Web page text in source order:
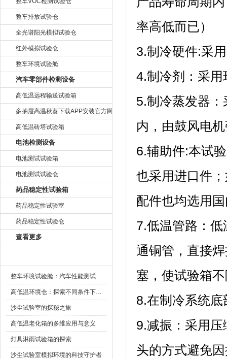
整车排放试验仓
全光谱阳光模拟试验仓
红外模拟试验仓
整车环境试验舱
汽车零部件检测设备
高低温远程输送试验箱
多抽屉高温秋葵下载APP安装官方网站
高低温砖塔试验箱
电池检测设备
电池测试试验箱
电池测试试验仓
药品稳定性试验箱
药品稳定性试验室
药品稳定性试验仓
查看更多
整车环境试验舱：汽车性能测试的设备
高低温环境仓：探索不同条件下的科学奥秘
沙尘试验室的探秘之旅
高低温老化箱的多维应用与意义
灯具淋雨试验箱的探索
沙尘试验室模拟环境的科技守护者
率高低而已）
3.制冷硬件:采用
4.制冷剂：
5.制冷蒸发器
内，由鼓风电机
6.辅助件:本试验
也采用进口件
配件也均选用国
7.低温管路
通铜管，直接
塞，使试验箱
8.在制冷系统底部
9.减振：采
头的方式避免因